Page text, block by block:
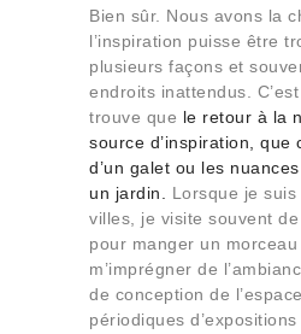
Bien sûr. Nous avons la
l’inspiration puisse être
plusieurs façons et
endroits inattendus.
trouve que le retour à la
source d’inspiration, que
d’un galet ou les
un jardin.
Lorsque je
villes, je visite souvent
pour manger un
m’imprégner de
de conception de
périodiques